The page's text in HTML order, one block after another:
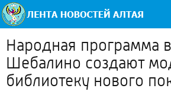
Народная программа
Шебалино создают
библиотеку нового